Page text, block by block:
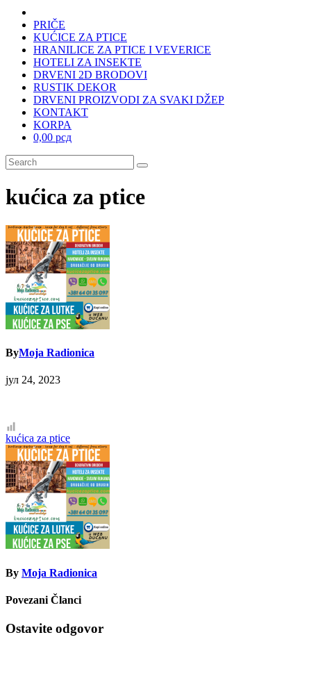
PRIČE
KUĆICE ZA PTICE
HRANILICE ZA PTICE I VEVERICE
HOTELI ZA INSEKTE
DRVENI 2D BRODOVI
RUSTIK DEKOR
DRVENI PROIZVODI ZA SVAKI DŽEP
KONTAKT
KORPA
0,00 рсд
kućica za ptice
ByMoja Radionica
јул 24, 2023
Кретање
чланка
kućica za ptice
By Moja Radionica
Povezani Članci
Ostavite odgovor